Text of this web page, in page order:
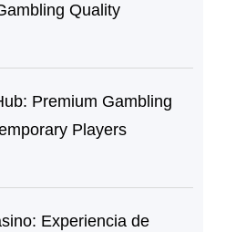
Quality
Premium Gambling
Players
Experiencia de